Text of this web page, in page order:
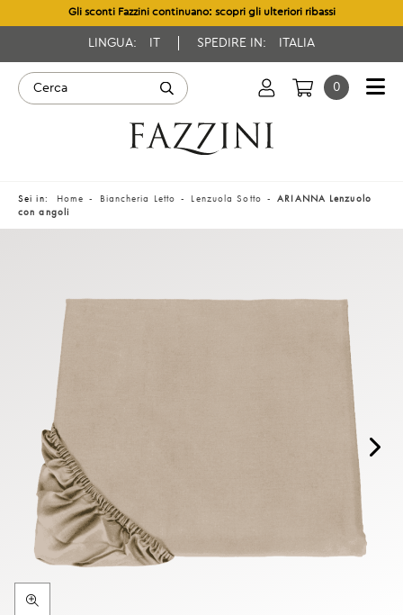
Gli sconti Fazzini continuano: scopri gli ulteriori ribassi
LINGUA: SPEDIRE IN: ITALIA
0
Sei in: Home Biancheria Letto Lenzuola Sotto
ARIANNA Lenzuolo
con angoli